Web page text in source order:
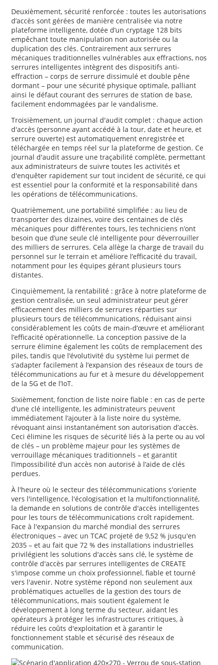
Deuxièmement, sécurité renforcée : toutes les autorisations
d’accès sont gérées de manière centralisée via notre
plateforme intelligente, dotée d’un cryptage 128 bits
empêchant toute manipulation non autorisée ou la
duplication des clés. Contrairement aux serrures
mécaniques traditionnelles vulnérables aux effractions, nos
serrures intelligentes intègrent des dispositifs anti-
effraction – corps de serrure dissimulé et double pêne
dormant – pour une sécurité physique optimale, palliant
ainsi le défaut courant des serrures de station de base,
facilement endommagées par le vandalisme.
Troisièmement, un journal d'audit complet : chaque action
d'accès (personne ayant accédé à la tour, date et heure, et
serrure ouverte) est automatiquement enregistrée et
téléchargée en temps réel sur la plateforme de gestion. Ce
journal d'audit assure une traçabilité complète, permettant
aux administrateurs de suivre toutes les activités et
d'enquêter rapidement sur tout incident de sécurité, ce qui
est essentiel pour la conformité et la responsabilité dans
les opérations de télécommunications.
Quatrièmement, une portabilité simplifiée : au lieu de
transporter des dizaines, voire des centaines de clés
mécaniques pour différentes tours, les techniciens n’ont
besoin que d’une seule clé intelligente pour déverrouiller
des milliers de serrures. Cela allège la charge de travail du
personnel sur le terrain et améliore l’efficacité du travail,
notamment pour les équipes gérant plusieurs tours
distantes.
Cinquièmement, la rentabilité : grâce à notre plateforme de
gestion centralisée, un seul administrateur peut gérer
efficacement des milliers de serrures réparties sur
plusieurs tours de télécommunications, réduisant ainsi
considérablement les coûts de main-d’œuvre et améliorant
l’efficacité opérationnelle. La conception passive de la
serrure élimine également les coûts de remplacement des
piles, tandis que l’évolutivité du système lui permet de
s’adapter facilement à l’expansion des réseaux de tours de
télécommunications au fur et à mesure du développement
de la 5G et de l’IoT.
Sixièmement, fonction de liste noire fiable : en cas de perte
d’une clé intelligente, les administrateurs peuvent
immédiatement l’ajouter à la liste noire du système,
révoquant ainsi instantanément son autorisation d’accès.
Ceci élimine les risques de sécurité liés à la perte ou au vol
de clés – un problème majeur pour les systèmes de
verrouillage mécaniques traditionnels – et garantit
l’impossibilité d’un accès non autorisé à l’aide de clés
perdues.
À l'heure où le secteur des télécommunications s'oriente
vers l'intelligence, l'écologisation et la multifonctionnalité,
la demande en solutions de contrôle d'accès intelligentes
pour les tours de télécommunications croît rapidement.
Face à l'expansion du marché mondial des serrures
électroniques – avec un TCAC projeté de 9,52 % jusqu'en
2035 – et au fait que 72 % des installations industrielles
privilégient les solutions d'accès sans clé, le système de
contrôle d'accès par serrures intelligentes de CREATE
s'impose comme un choix professionnel, fiable et tourné
vers l'avenir. Notre système répond non seulement aux
problématiques actuelles de la gestion des tours de
télécommunications, mais soutient également le
développement à long terme du secteur, aidant les
opérateurs à protéger les infrastructures critiques, à
réduire les coûts d'exploitation et à garantir le
fonctionnement stable et sécurisé des réseaux de
communication.